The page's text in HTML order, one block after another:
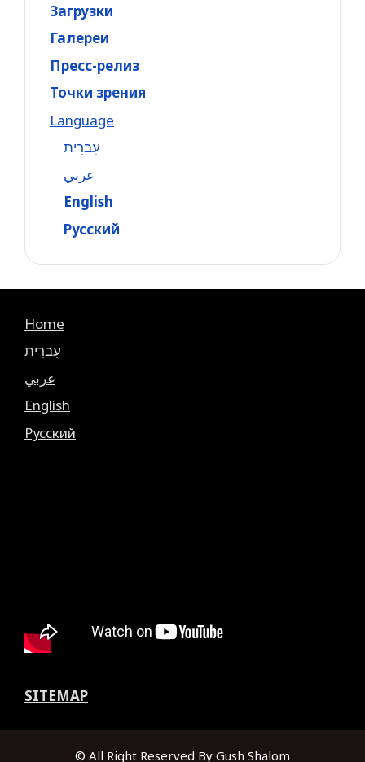
Загрузки
Галереи
Пресс-релиз
Точки зрения
Language
עִברִית
عربي
English
Русский
Home
עִברִית
عربي
English
Русский
SITEMAP
© All Right Reserved By Gush Shalom